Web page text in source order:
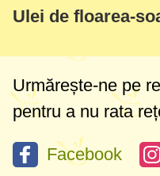
Ulei de floarea-
Urmărește-ne pe
pentru a nu rata
Facebook